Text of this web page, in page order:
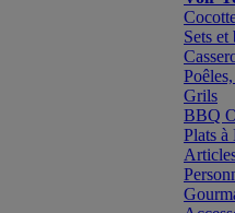
Sets et
Grils
BBQ
Plats à